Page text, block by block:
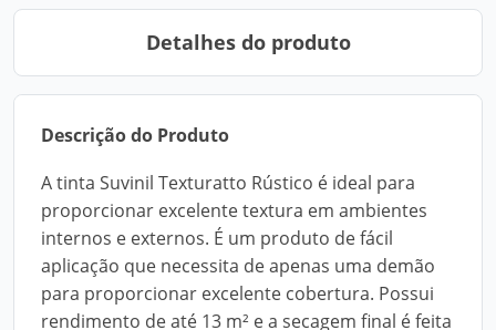
Detalhes do produto
Descrição do Produto
A tinta Suvinil Texturatto Rústico é ideal para
proporcionar excelente textura em ambientes
internos e externos. É um produto de fácil
aplicação que necessita de apenas uma demão
para proporcionar excelente cobertura. Possui
rendimento de até 13 m² e a secagem final é feita